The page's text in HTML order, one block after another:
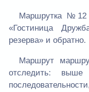
Маршрутка №12
«Гостиница
резерва» и обратно.
Маршрут
отследить: